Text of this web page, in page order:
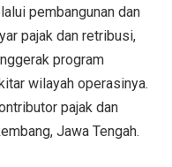
pembangunan dan
pajak dan retribusi,
program
wilayah operasinya.
pajak dan
Jawa Tengah.